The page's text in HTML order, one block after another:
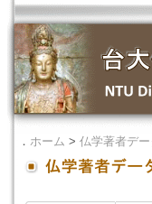
． ホーム > 仏学著者デ